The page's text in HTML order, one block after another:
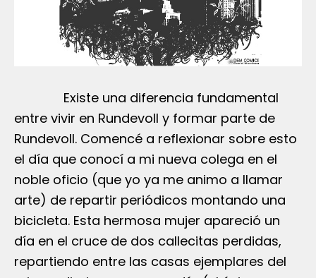
Existe una diferencia fundamental
entre vivir en Rundevoll y formar parte de
Rundevoll. Comencé a reflexionar sobre esto
el día que conocí a mi nueva colega en el
noble oficio (que yo ya me animo a llamar
arte) de repartir periódicos montando una
bicicleta. Esta hermosa mujer apareció un
día en el cruce de dos callecitas perdidas,
repartiendo entre las casas ejemplares del